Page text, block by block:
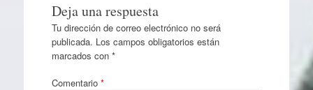
Deja una respuesta
Tu dirección de correo electrónico no será
publicada. Los campos obligatorios están
marcados con *
Comentario *